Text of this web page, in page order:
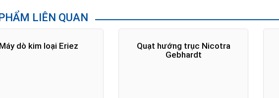
LIÊN QUAN
dò kim loại Eriez
Quạt hướng trục Nicotra
Gebhardt